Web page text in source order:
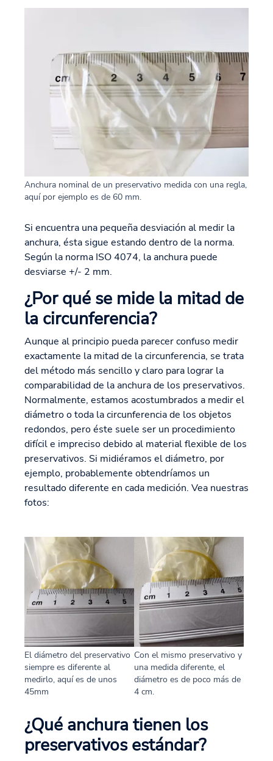
Anchura nominal de un preservativo medida con una regla,
aquí por ejemplo es de 60 mm.
Si encuentra una pequeña desviación al medir la
anchura, ésta sigue estando dentro de la norma.
Según la norma ISO 4074, la anchura puede
desviarse +/- 2 mm.
¿Por qué se mide la mitad de
la circunferencia?
Aunque al principio pueda parecer confuso medir
exactamente la mitad de la circunferencia, se trata
del método más sencillo y claro para lograr la
comparabilidad de la anchura de los preservativos.
Normalmente, estamos acostumbrados a medir el
diámetro o toda la circunferencia de los objetos
redondos, pero éste suele ser un procedimiento
difícil e impreciso debido al material flexible de los
preservativos. Si midiéramos el diámetro, por
ejemplo, probablemente obtendríamos un
resultado diferente en cada medición. Vea nuestras
fotos:
El diámetro del preservativo
siempre es diferente al
medirlo, aquí es de unos
45mm
Con el mismo preservativo y
una medida diferente, el
diámetro es de poco más de
4 cm.
¿Qué anchura tienen los
preservativos estándar?